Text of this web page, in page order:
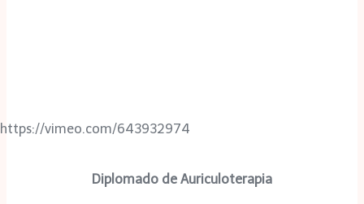
https://vimeo.com/643932974
Diplomado de Auriculoterapia